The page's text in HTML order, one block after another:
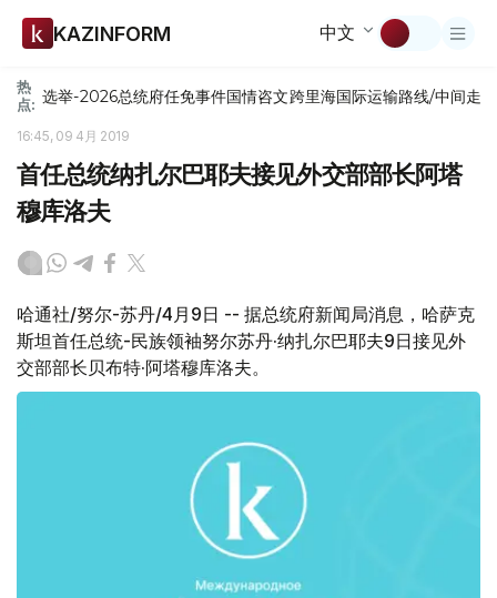
KAZINFORM 中文
热
点: 选举-2026总统府任免事件国情咨文跨里海国际运输路线/中间走廊
16:45, 09 4月 2019
首任总统纳扎尔巴耶夫接见外交部部长阿塔
穆库洛夫
哈通社/努尔-苏丹/4月9日 -- 据总统府新闻局消息，哈萨克
斯坦首任总统-民族领袖努尔苏丹·纳扎尔巴耶夫9日接见外
交部部长贝布特·阿塔穆库洛夫。